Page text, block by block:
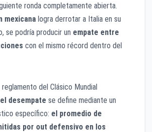
ronda completamente abierta.
mexicana logra derrotar a Italia en su
se podría producir un empate entre
con el mismo récord dentro del
del Clásico Mundial
el desempate se define mediante un
específico: el promedio de
por out defensivo en los